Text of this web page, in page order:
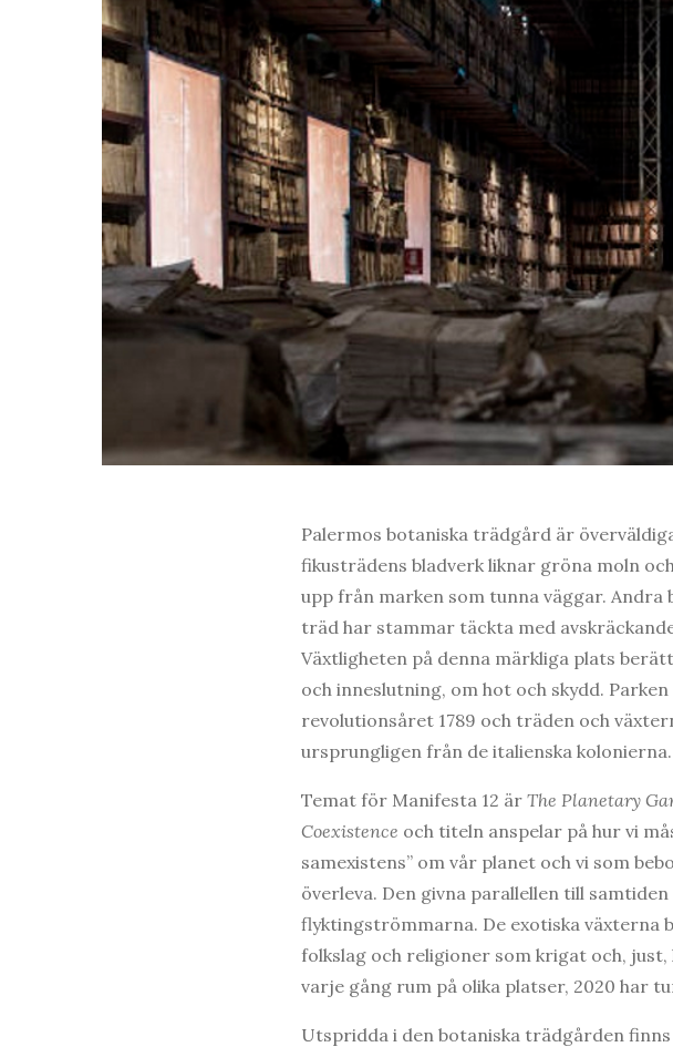
Palermos botaniska trädgård är
fikusträdens bladverk liknar gröna moln
upp från marken som tunna väggar. Andra
träd har stammar täckta med
Växtligheten på denna märkliga plats
och inneslutning, om hot och skydd. Parken
revolutionsåret 1789 och träden och
ursprungligen från de italienska kolonierna.
Temat för Manifesta 12 är The Planetary
Coexistence och titeln anspelar på hur vi
samexistens” om vår planet och vi som
överleva. Den givna parallellen till
flyktingströmmarna. De exotiska växterna
folkslag och religioner som krigat och,
varje gång rum på olika platser, 2020 har
Utspridda i den botaniska trädgården